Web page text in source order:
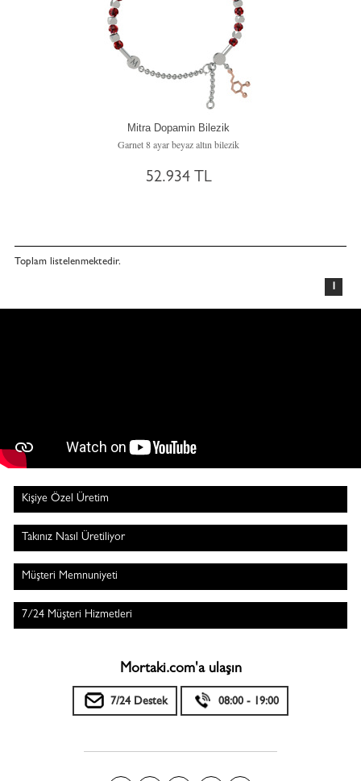
Mitra Dopamin Bilezik
Garnet 8 ayar beyaz altın bilezik
52.934 TL
Toplam listelenmektedir.
1
Kişiye Özel Üretim
Takınız Nasıl Üretiliyor
Müşteri Memnuniyeti
7/24 Müşteri Hizmetleri
Mortaki.com'a ulaşın
7/24 Destek 08:00 - 19:00